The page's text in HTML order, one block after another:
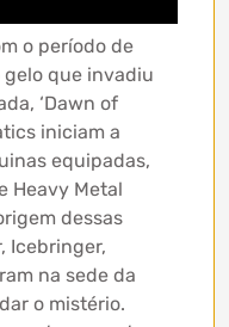
o período de
gelo que invadiu
‘Dawn of
iniciam a
equipadas,
Heavy Metal
dessas
Icebringer,
na sede da
o mistério.